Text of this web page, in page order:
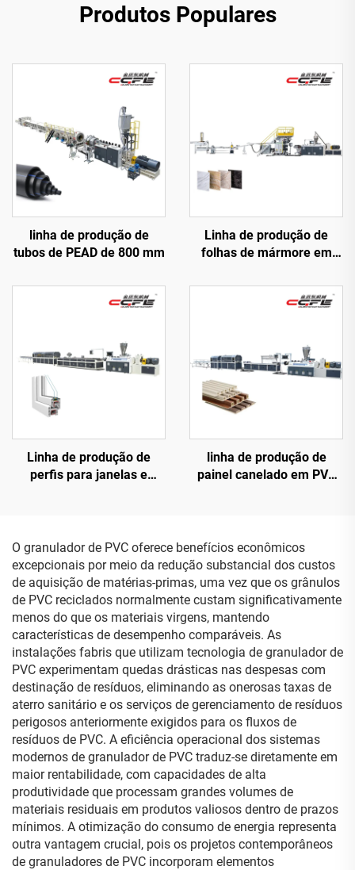
Produtos Populares
linha de produção de
tubos de PEAD de 800 mm
Linha de produção de
folhas de mármore em
Linha de produção de
perfis para janelas e
linha de produção de
painel canelado em PVC
O granulador de PVC oferece benefícios econômicos
excepcionais por meio da redução substancial dos custos
de aquisição de matérias-primas, uma vez que os grânulos
de PVC reciclados normalmente custam significativamente
menos do que os materiais virgens, mantendo
características de desempenho comparáveis. As
instalações fabris que utilizam tecnologia de granulador de
PVC experimentam quedas drásticas nas despesas com
destinação de resíduos, eliminando as onerosas taxas de
aterro sanitário e os serviços de gerenciamento de resíduos
perigosos anteriormente exigidos para os fluxos de
resíduos de PVC. A eficiência operacional dos sistemas
modernos de granulador de PVC traduz-se diretamente em
maior rentabilidade, com capacidades de alta
produtividade que processam grandes volumes de
materiais residuais em produtos valiosos dentro de prazos
mínimos. A otimização do consumo de energia representa
outra vantagem crucial, pois os projetos contemporâneos
de granuladores de PVC incorporam elementos